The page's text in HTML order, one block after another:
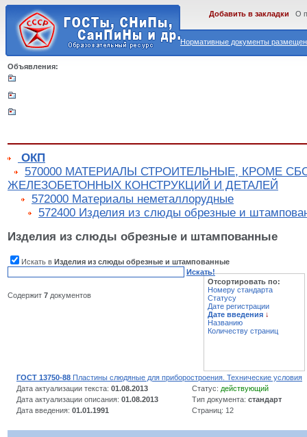
Нормативные документы
Добавить в закладки О
Объявления:
ОКП
570000 МАТЕРИАЛЫ СТРОИТЕЛЬНЫЕ, КРОМЕ
ЖЕЛЕЗОБЕТОННЫХ КОНСТРУКЦИЙ И ДЕТАЛЕЙ
572000 Материалы неметаллорудные
572400 Изделия из слюды обрезные и
Изделия из слюды обрезные и штампованные
Искать в Изделия из слюды обрезные и штампованные
Искать!
Содержит 7 документов
Отсортировать по:
Номеру стандарта
Статусу
Дате регистрации
Дате введения ↓
Названию
Количеству страниц
ГОСТ 13750-88 Пластины слюдяные для приборостроения. Технические условия
Дата актуализации текста: 01.08.2013 Статус: действующий
Дата актуализации описания: 01.08.2013 Тип документа: стандарт
Дата введения: 01.01.1991 Страниц: 12